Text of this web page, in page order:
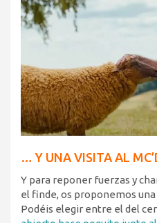
… Y UNA VISITA AL
Y para reponer fuerzas y
el finde, os proponemos una
Podéis elegir entre el del